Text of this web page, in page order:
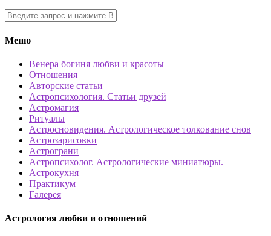
Меню
Венера богиня любви и красоты
Отношения
Авторские статьи
Астропсихология. Статьи друзей
Астромагия
Ритуалы
Астросновидения. Астрологическое толкование снов
Астрозарисовки
Астрограни
Астропсихолог. Астрологические миниатюры.
Астрокухня
Практикум
Галерея
Астрология любви и отношений